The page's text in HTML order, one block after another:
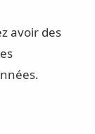
avoir des